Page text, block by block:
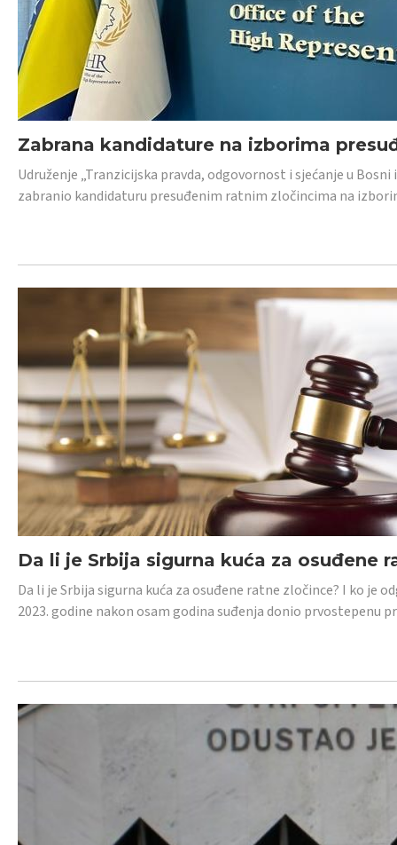
Zabrana kandidature na izborima
Udruženje „Tranzicijska pravda, odgovornost i sjećanje u
zabranio kandidaturu presuđenim ratnim zločincima na
Da li je Srbija sigurna kuća za osuđene
Da li je Srbija sigurna kuća za osuđene ratne zločince? I ko je
2023. godine nakon osam godina suđenja donio prvostepenu